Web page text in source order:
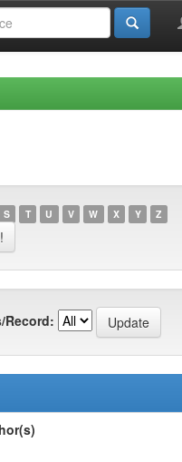
S T U V W X Y Z
Record: